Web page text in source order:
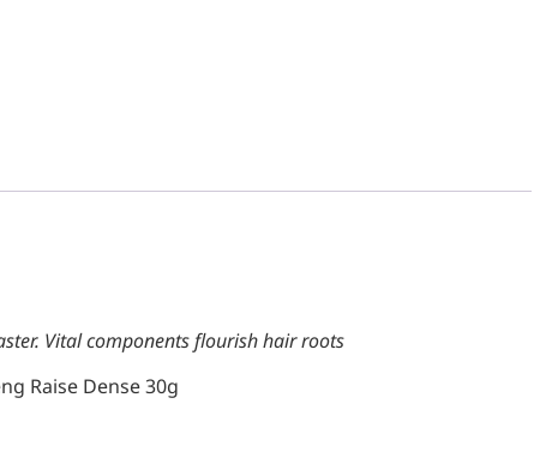
Vital components flourish hair roots
Raise Dense 30g